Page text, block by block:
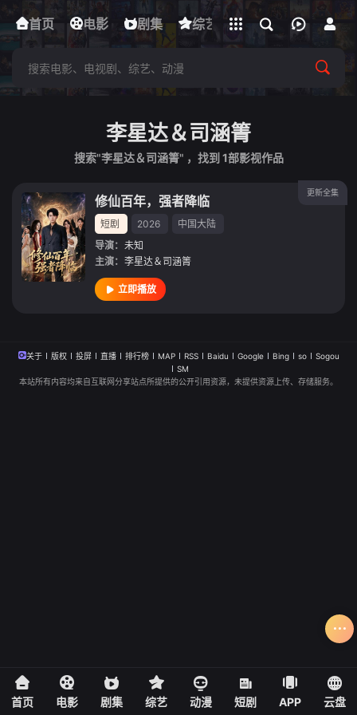
首页 电影 剧集 综艺 动漫 短剧
下载客户端
立即登录
李星达＆司涵箐
搜索"李星达＆司涵箐" ，找到 1部影视作品
更新全集
修仙百年，强者降临
短剧 2026
中国大陆
导演： 未知
主演： 李星达＆司涵箐
立即播放
关于 版权 投屏 直播 排行榜 MAP RSS Baidu Google Bing so
Sogou
SM
本站所有内容均来自互联网分享站点所提供的公开引用资源，未提供资源上传、存储服务。
首页 电影 剧集 综艺 动漫 短剧 APP 云盘